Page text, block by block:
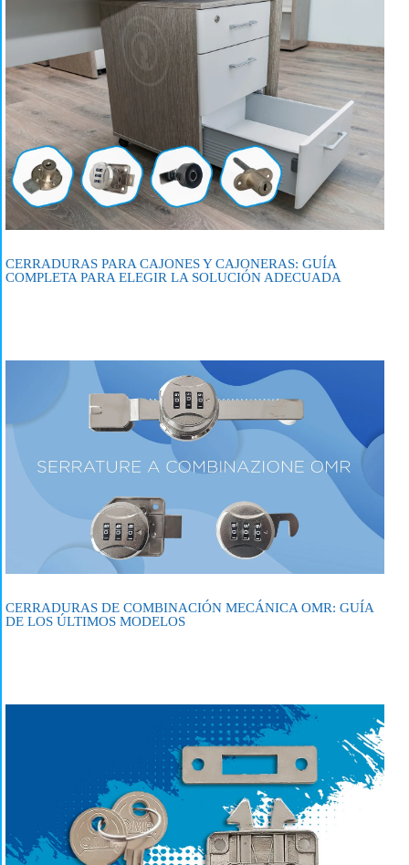
CERRADURAS PARA CAJONES Y CAJONERAS: GUÍA
COMPLETA PARA ELEGIR LA SOLUCIÓN ADECUADA
CERRADURAS DE COMBINACIÓN MECÁNICA OMR: GUÍA
DE LOS ÚLTIMOS MODELOS